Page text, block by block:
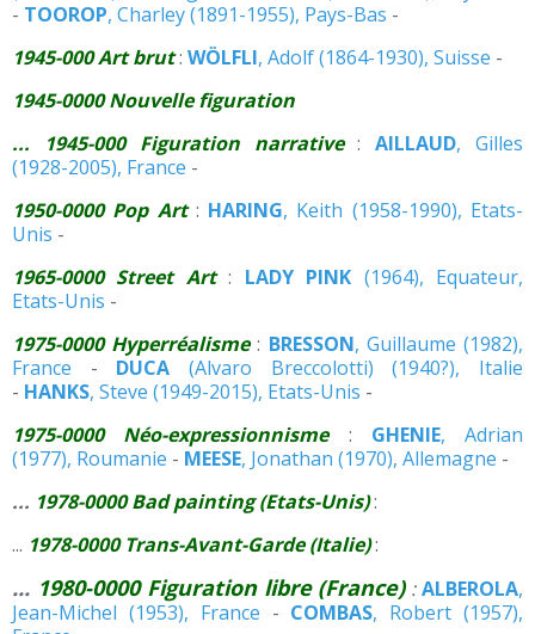
- TOOROP, Charley (1891-1955), Pays-Bas -
1945-000 Art brut: WÖLFLI, Adolf (1864-1930), Suisse -
1945-0000 Nouvelle figuration
... 1945-000 Figuration narrative:AILLAUD, Gilles
(1928-2005), France -
1950-0000 Pop Art: HARING, Keith (1958-1990), Etats-
Unis -
1965-0000 Street Art: LADY PINK (1964), Equateur,
Etats-Unis -
1975-0000 Hyperréalisme: BRESSON, Guillaume (1982),
France - DUCA (Alvaro Breccolotti) (1940?), Italie
- HANKS, Steve (1949-2015), Etats-Unis -
1975-0000 Néo-expressionnisme: GHENIE, Adrian
(1977), Roumanie - MEESE, Jonathan (1970), Allemagne -
... 1978-0000 Bad painting (Etats-Unis):
... 1978-0000 Trans-Avant-Garde (Italie):
... 1980-0000 Figuration libre (France) :ALBEROLA,
Jean-Michel (1953), France - COMBAS, Robert (1957),